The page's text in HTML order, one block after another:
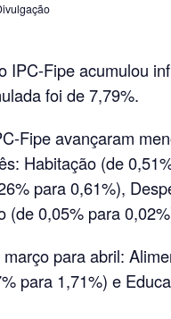
IPC-Fipe acumulou
foi de 7,79%.
Fipe avançaram
Habitação (de
para 0,61%),
(de 0,05% para
para abril:
para 1,71%) e